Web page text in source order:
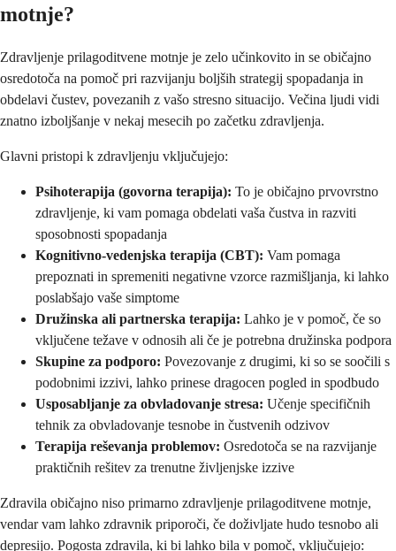
motnje?
Zdravljenje prilagoditvene motnje je zelo učinkovito in se običajno
osredotoča na pomoč pri razvijanju boljših strategij spopadanja in
obdelavi čustev, povezanih z vašo stresno situacijo. Večina ljudi vidi
znatno izboljšanje v nekaj mesecih po začetku zdravljenja.
Glavni pristopi k zdravljenju vključujejo:
Psihoterapija (govorna terapija): To je običajno prvovrstno
zdravljenje, ki vam pomaga obdelati vaša čustva in razviti
sposobnosti spopadanja
Kognitivno-vedenjska terapija (CBT): Vam pomaga
prepoznati in spremeniti negativne vzorce razmišljanja, ki lahko
poslabšajo vaše simptome
Družinska ali partnerska terapija: Lahko je v pomoč, če so
vključene težave v odnosih ali če je potrebna družinska podpora
Skupine za podporo: Povezovanje z drugimi, ki so se soočili s
podobnimi izzivi, lahko prinese dragocen pogled in spodbudo
Usposabljanje za obvladovanje stresa: Učenje specifičnih
tehnik za obvladovanje tesnobe in čustvenih odzivov
Terapija reševanja problemov: Osredotoča se na razvijanje
praktičnih rešitev za trenutne življenjske izzive
Zdravila običajno niso primarno zdravljenje prilagoditvene motnje,
vendar vam lahko zdravnik priporoči, če doživljate hudo tesnobo ali
depresijo. Pogosta zdravila, ki bi lahko bila v pomoč, vključujejo: